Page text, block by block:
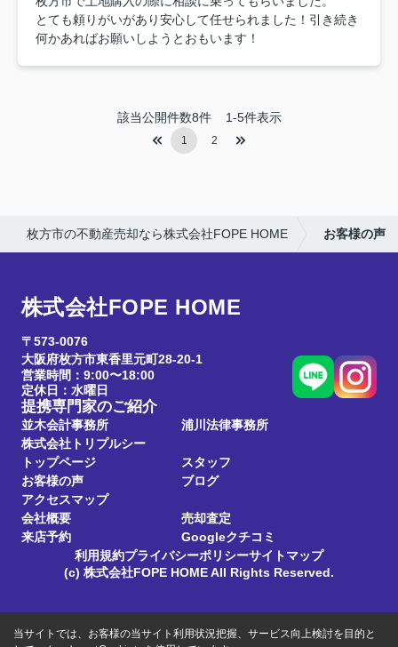
とても頼りがいがあり安心して任せられました！引き続き
何かあればお願いしようとおもいます！
該当公開件数8件1-5件表示
1 2
枚方市の不動産売却なら株式会社FOPE HOME お客様の声
株式会社FOPE HOME
〒573-0076
大阪府枚方市東香里元町28-20-1
営業時間：9:00〜18:00
定休日：水曜日
提携専門家のご紹介
並木会計事務所
浦川法律事務所
株式会社トリプルシー
トップページ
スタッフ
お客様の声
ブログ
アクセスマップ
会社概要
売却査定
来店予約
Googleクチコミ
利用規約プライバシーポリシーサイトマップ
(c) 株式会社FOPE HOME All Rights Reserved.
当サイトでは、お客様の当サイト利用状況把握、サービス向上検討を目的と